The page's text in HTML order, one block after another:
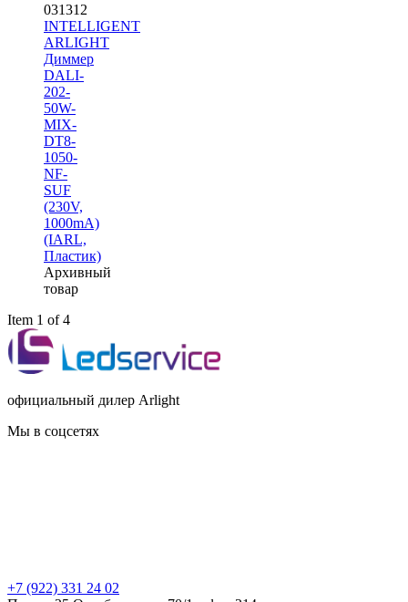
031312
INTELLIGENT
ARLIGHT
Диммер
DALI-
202-
50W-
MIX-
DT8-
1050-
NF-
SUF
(230V,
1000mА)
(IARL,
Пластик)
Архивный
товар
Item 1 of 4
официальный дилер Arlight
Мы в соцсетях
+7 (922) 331 24 02